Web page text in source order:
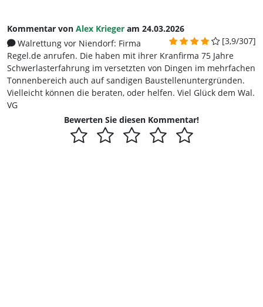
Kommentar von Alex Krieger am 24.03.2026
[3,9/307]
Walrettung vor Niendorf: Firma
Regel.de anrufen. Die haben mit ihrer Kranfirma 75 Jahre
Schwerlasterfahrung im versetzten von Dingen im mehrfachen
Tonnenbereich auch auf sandigen Baustellenuntergründen.
Vielleicht können die beraten, oder helfen. Viel Glück dem Wal.
VG
Bewerten Sie diesen Kommentar!